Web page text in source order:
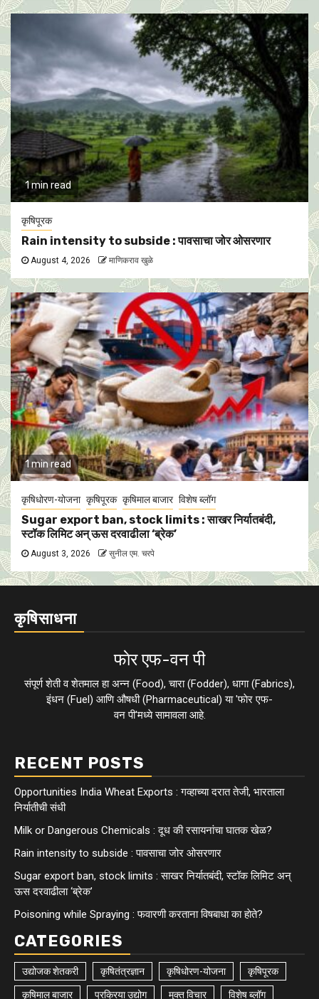
1 min read
कृषिपूरक
Rain intensity to subside : पावसाचा जोर ओसरणार
August 4, 2026 माणिकराव खुळे
1 min read
कृषिधोरण-योजना कृषिपूरक कृषिमाल बाजार विशेष ब्लॉग
Sugar export ban, stock limits : साखर निर्यातबंदी,
स्टॉक लिमिट अन् ऊस दरवाढीला ‘ब्रेक’
August 3, 2026 सुनील एम. चरपे
कृषिसाधना
फाेर एफ-वन पी
संपूर्ण शेती व शेतमाल हा अन्न (Food), चारा (Fodder), धागा (Fabrics),
इंधन (Fuel) आणि औषधी (Pharmaceutical) या 'फाेर एफ-
वन पी'मध्ये सामावला आहे.
RECENT POSTS
Opportunities India Wheat Exports : गव्हाच्या दरात तेजी, भारताला
निर्यातीची संधी
Milk or Dangerous Chemicals : दूध की रसायनांचा घातक खेळ?
Rain intensity to subside : पावसाचा जोर ओसरणार
Sugar export ban, stock limits : साखर निर्यातबंदी, स्टॉक लिमिट अन्
ऊस दरवाढीला ‘ब्रेक’
Poisoning while Spraying : फवारणी करताना विषबाधा का हाेते?
CATEGORIES
उद्योजक शेतकरी कृषितंत्रज्ञान कृषिधोरण-योजना कृषिपूरक
कृषिमाल बाजार प्रक्रिया उद्योग मुक्त विचार विशेष ब्लॉग